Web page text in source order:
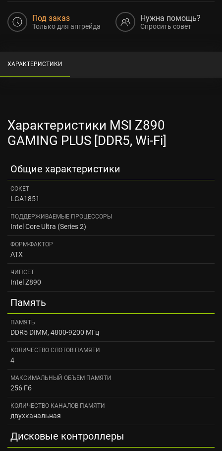
Под заказ
Только для апгрейда
Нужна помощь?
Спросить совет
ХАРАКТЕРИСТИКИ
Характеристики MSI Z890
GAMING PLUS [DDR5, Wi-Fi]
Общие характеристики
СОКЕТ
LGA1851
ПОДДЕРЖИВАЕМЫЕ ПРОЦЕССОРЫ
Intel Core Ultra (Series 2)
ФОРМ-ФАКТОР
ATX
ЧИПСЕТ
Intel Z890
Память
ПАМЯТЬ
DDR5 DIMM, 4800-9200 МГц
КОЛИЧЕСТВО СЛОТОВ ПАМЯТИ
4
МАКСИМАЛЬНЫЙ ОБЪЕМ ПАМЯТИ
256 Гб
КОЛИЧЕСТВО КАНАЛОВ ПАМЯТИ
двухканальная
Дисковые контроллеры